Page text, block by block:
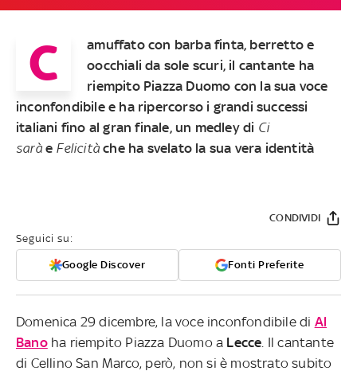
C
amuffato con barba finta, berretto e
oocchiali da sole scuri, il cantante ha
riempito Piazza Duomo con la sua voce
inconfondibile e ha ripercorso i grandi successi
italiani fino al gran finale, un medley di Ci
saràe Felicitàche ha svelato la sua vera identità
Seguici su:
Google Discover Fonti Preferite
CONDIVIDI
Domenica 29 dicembre, la voce inconfondibile di Al
Banoha riempito Piazza Duomo a Lecce. Il cantante
di Cellino San Marco, però, non si è mostrato subito